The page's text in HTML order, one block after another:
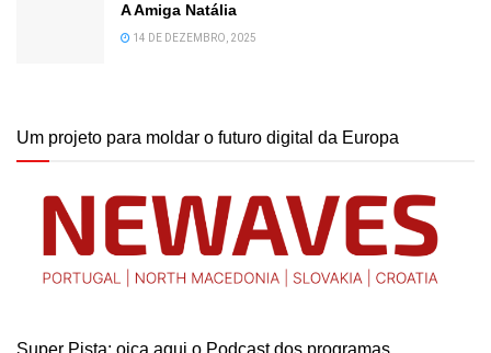
A Amiga Natália
14 DE DEZEMBRO, 2025
Um projeto para moldar o futuro digital da Europa